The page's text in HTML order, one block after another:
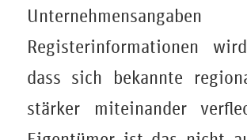
Registerinformationen
dass sich bekannte
stärker miteinander